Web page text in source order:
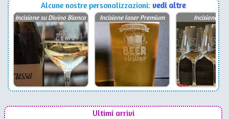
Alcune nostre personalizzazioni: vedi altre
Incisione su Divino Bianco Incisione laser Premium Incisione
Ultimi arrivi